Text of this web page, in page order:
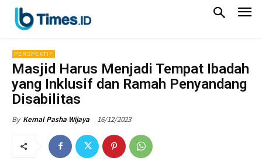
PERSPEKTIF
Masjid Harus Menjadi Tempat Ibadah
yang Inklusif dan Ramah Penyandang
Disabilitas
By Kemal Pasha Wijaya 16/12/2023